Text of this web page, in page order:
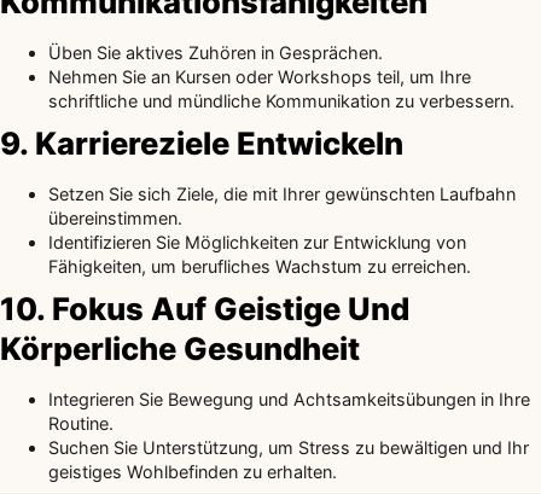
Üben Sie aktives Zuhören in Gesprächen.
Nehmen Sie an Kursen oder Workshops teil, um Ihre
schriftliche und mündliche Kommunikation zu verbessern.
9. Karriereziele Entwickeln
Setzen Sie sich Ziele, die mit Ihrer gewünschten Laufbahn
übereinstimmen.
Identifizieren Sie Möglichkeiten zur Entwicklung von
Fähigkeiten, um berufliches Wachstum zu erreichen.
10. Fokus Auf Geistige Und
Körperliche Gesundheit
Integrieren Sie Bewegung und Achtsamkeitsübungen in Ihre
Routine.
Suchen Sie Unterstützung, um Stress zu bewältigen und Ihr
geistiges Wohlbefinden zu erhalten.